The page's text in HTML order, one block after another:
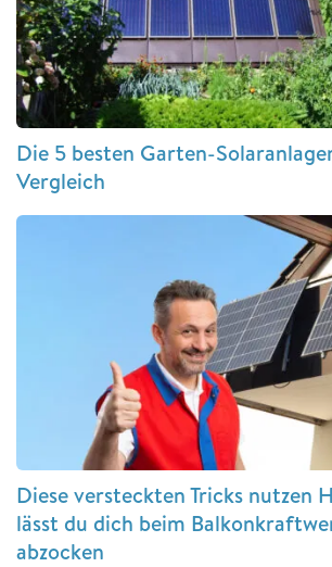
Die 5 besten Garten-
Vergleich
Diese versteckten Tricks nutzen
lässt du dich beim
abzocken